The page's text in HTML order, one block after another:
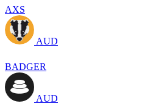
AXS
AUD
BADGER
AUD